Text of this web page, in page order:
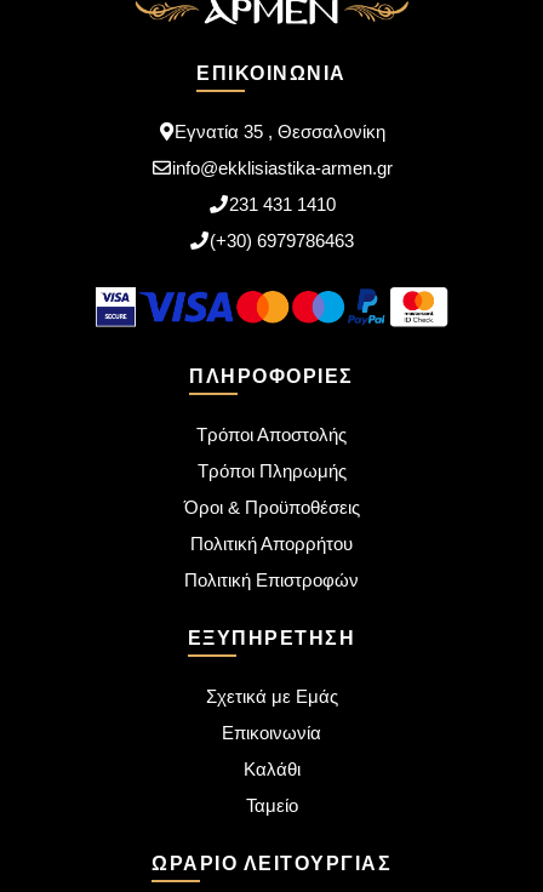
ΕΠΙΚΟΙΝΩΝΊΑ
Εγνατία 35 , Θεσσαλονίκη
info@ekklisiastika-armen.gr
231 431 1410
(+30) 6979786463
ΠΛΗΡΟΦΟΡΊΕΣ
Τρόποι Αποστολής
Τρόποι Πληρωμής
Όροι & Προϋποθέσεις
Πολιτική Απορρήτου
Πολιτική Επιστροφών
ΕΞΥΠΗΡΈΤΗΣΗ
Σχετικά με Εμάς
Επικοινωνία
Καλάθι
Ταμείο
ΩΡΆΡΙΟ ΛΕΙΤΟΥΡΓΊΑΣ